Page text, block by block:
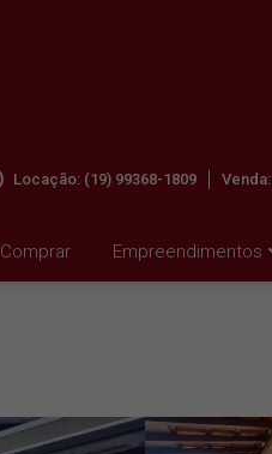
Comprar Empreendimentos
Locação: (19) 99368-1809 Venda: